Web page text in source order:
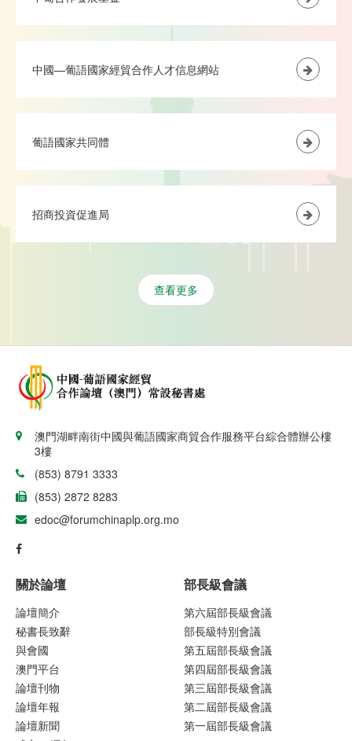
中國—葡語國家經貿合作人才信息網站
葡語國家共同體
招商投資促進局
查看更多
澳門湖畔南街中國與葡語國家商貿合作服務平台綜合體辦公樓
3樓
(853) 8791 3333
(853) 2872 8283
edoc@forumchinaplp.org.mo
關於論壇
論壇簡介
秘書長致辭
與會國
澳門平台
論壇刊物
論壇年報
論壇新聞
部長級會議
第六屆部長級會議
部長級特別會議
第五屆部長級會議
第四屆部長級會議
第三屆部長級會議
第二屆部長級會議
第一屆部長級會議